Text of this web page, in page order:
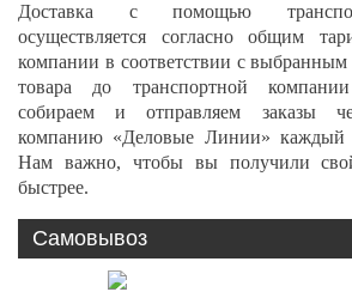
Доставка с помощью
осуществляется согласно общим
компании в соответствии с выбранным
товара до транспортной
собираем и отправляем заказы
компанию «Деловые Линии» каждый
Нам важно, чтобы вы получили
быстрее.
Самовывоз